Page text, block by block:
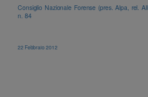
Consiglio Nazionale Forense (pres. Alpa, rel.
n. 84
22 Febbraio 2012